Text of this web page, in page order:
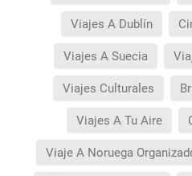
Viajes A Dublín
Viajes A Suecia
Viajes Culturales
Viajes A Tu Aire
Viaje A Noruega